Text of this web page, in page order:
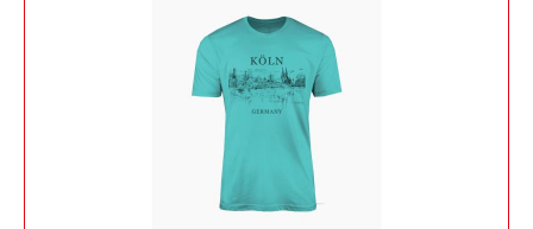
Ob als Souvenir aus Köln, Geschenkidee oder
stylisches Statement – dieses Kinder T-Shirt mit
Kölner Dom Motiv verbindet Komfort, Qualität
Klassischer gerader Schnitt,